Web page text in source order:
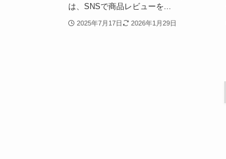
は、SNSで商品レビューを...
2025年7月17日 2026年1月29日